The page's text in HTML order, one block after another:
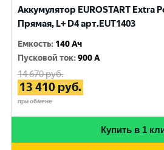
Аккумулятор EUROSTART Extra
Прямая, L+ D4 арт.EUT1403
Емкость: 140 Ач
Пусковой ток:900 A
14 670руб.
13 410 руб.
при обмене
Купить в 1